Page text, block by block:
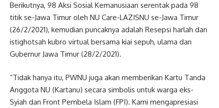
Berikutnya, 98 Aksi Sosial Kemanusiaan serentak pada 98
titik se-Jawa Timur oleh NU Care-LAZISNU se-Jawa Timur
(26/2/2021), kemudian puncaknya adalah Resepsi harlah dan
istighotsah kubro virtual bersama kiai sepuh, ulama dan
Gubernur Jawa Timur (28/2/2021).
“Tidak hanya itu, PWNU juga akan memberikan Kartu Tanda
Anggota NU (Kartanu) secara simbolis untuk warga eks-
Syiah dan Front Pembela Islam (FPI). Kami mengapresiasi